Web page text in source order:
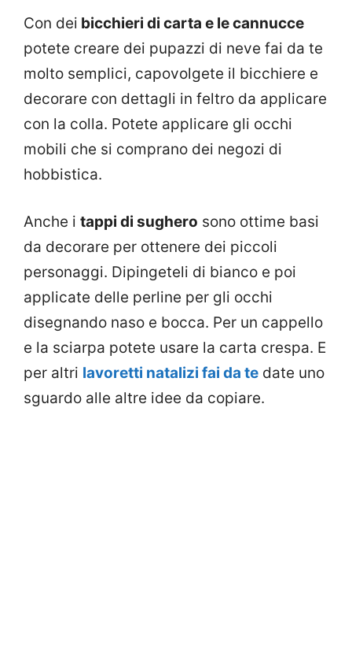
Con dei bicchieri di carta e le cannucce
potete creare dei pupazzi di neve fai da te
molto semplici, capovolgete il bicchiere e
decorare con dettagli in feltro da applicare
con la colla. Potete applicare gli occhi
mobili che si comprano dei negozi di
hobbistica.
Anche i tappi di sughero sono ottime basi
da decorare per ottenere dei piccoli
personaggi. Dipingeteli di bianco e poi
applicate delle perline per gli occhi
disegnando naso e bocca. Per un cappello
e la sciarpa potete usare la carta crespa. E
per altri lavoretti natalizi fai da te date uno
sguardo alle altre idee da copiare.